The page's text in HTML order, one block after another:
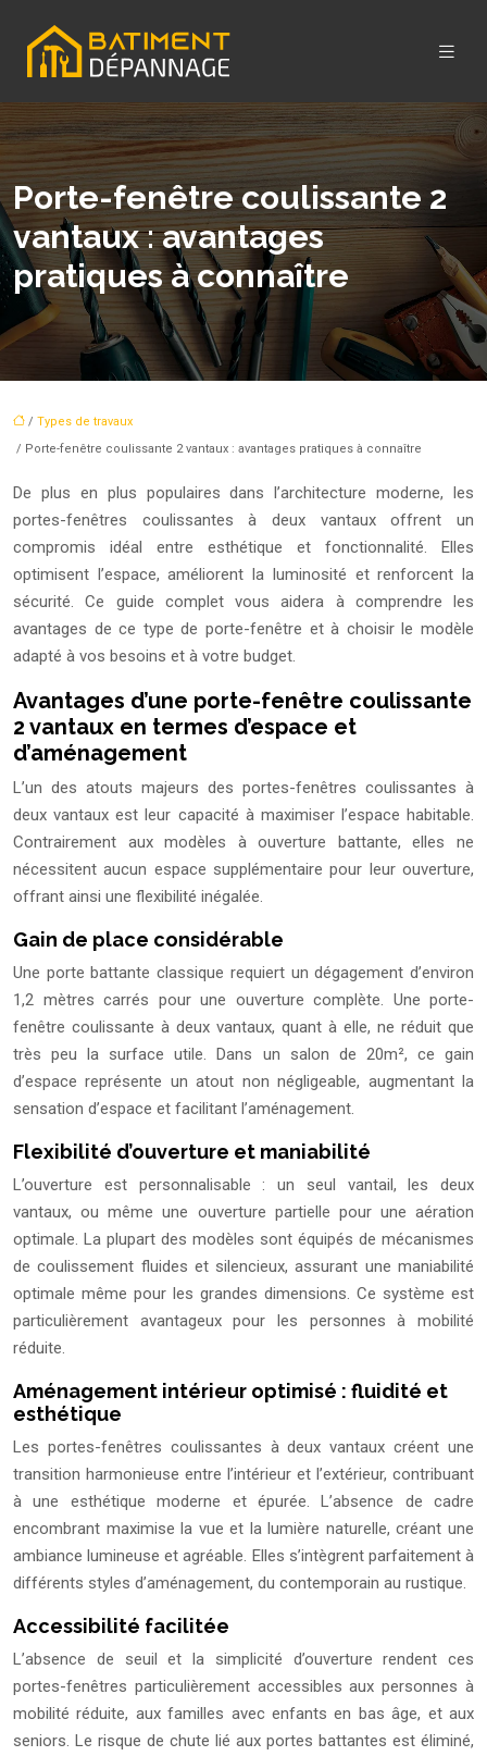
Porte-fenêtre coulissante 2
vantaux : avantages
pratiques à connaître
/ Types de travaux
/ Porte-fenêtre coulissante 2 vantaux : avantages pratiques à connaître
De plus en plus populaires dans l’architecture moderne, les
portes-fenêtres coulissantes à deux vantaux offrent un
compromis idéal entre esthétique et fonctionnalité. Elles
optimisent l’espace, améliorent la luminosité et renforcent la
sécurité. Ce guide complet vous aidera à comprendre les
avantages de ce type de porte-fenêtre et à choisir le modèle
adapté à vos besoins et à votre budget.
Avantages d’une porte-fenêtre coulissante
2 vantaux en termes d’espace et
d’aménagement
L’un des atouts majeurs des portes-fenêtres coulissantes à
deux vantaux est leur capacité à maximiser l’espace habitable.
Contrairement aux modèles à ouverture battante, elles ne
nécessitent aucun espace supplémentaire pour leur ouverture,
offrant ainsi une flexibilité inégalée.
Gain de place considérable
Une porte battante classique requiert un dégagement d’environ
1,2 mètres carrés pour une ouverture complète. Une porte-
fenêtre coulissante à deux vantaux, quant à elle, ne réduit que
très peu la surface utile. Dans un salon de 20m², ce gain
d’espace représente un atout non négligeable, augmentant la
sensation d’espace et facilitant l’aménagement.
Flexibilité d’ouverture et maniabilité
L’ouverture est personnalisable : un seul vantail, les deux
vantaux, ou même une ouverture partielle pour une aération
optimale. La plupart des modèles sont équipés de mécanismes
de coulissement fluides et silencieux, assurant une maniabilité
optimale même pour les grandes dimensions. Ce système est
particulièrement avantageux pour les personnes à mobilité
réduite.
Aménagement intérieur optimisé : fluidité et
esthétique
Les portes-fenêtres coulissantes à deux vantaux créent une
transition harmonieuse entre l’intérieur et l’extérieur, contribuant
à une esthétique moderne et épurée. L’absence de cadre
encombrant maximise la vue et la lumière naturelle, créant une
ambiance lumineuse et agréable. Elles s’intègrent parfaitement à
différents styles d’aménagement, du contemporain au rustique.
Accessibilité facilitée
L’absence de seuil et la simplicité d’ouverture rendent ces
portes-fenêtres particulièrement accessibles aux personnes à
mobilité réduite, aux familles avec enfants en bas âge, et aux
seniors. Le risque de chute lié aux portes battantes est éliminé,